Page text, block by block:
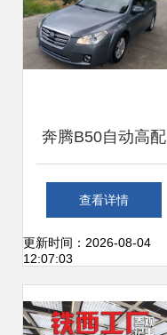
奔腾B50自动高配
星耀灰二手车交易
实测 爱卡论坛现场
肉身体验
查看详情
更新时间：2026-08-04
12:07:03